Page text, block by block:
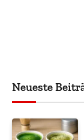
Neueste